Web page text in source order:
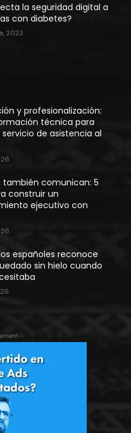
la seguridad digital a
con diabetes?
2023
y profesionalización:
técnica para
de asistencia al
también comunican: 5
construir un
ejecutivo con
españoles reconoce
sin hielo cuando
-